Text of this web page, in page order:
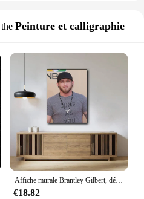
Peinture et calligraphie
Affiche murale Brantley Gilbert, décoration, art, personnalisé, cadeau, moderne, famille, décor de chambre à coucher, affiches sur toile
€18.82